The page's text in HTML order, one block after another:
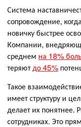
Система
сопровождение,
новичку быстрее
Компании,
среднем на 18%
теряютдо 45%
Такое
имеет структуру и
делает их понятнее.
сотрудниках. Это